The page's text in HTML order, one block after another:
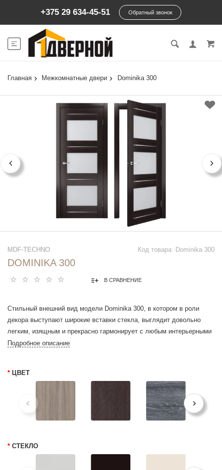
+375 29 634-45-51 Обратный звонок
Главная Межкомнатные двери Dominika 300
Код товара: Dominika 300
MDF-TECHNO
DOMINIKA 300
В СРАВНЕНИЕ
Стильный внешний вид модели Dominika 300, в котором в роли
декора выступают широкие вставки стекла, выглядит довольно
легким, изящным и прекрасно гармонирует с любым интерьерными
решениями.
Подробное описание
* ЦВЕТ
* СТЕКЛО